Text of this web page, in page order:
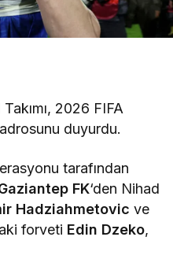
2026 FIFA
duyurdu.
tarafından
FK‘den Nihad
Hadziahmetovic ve
forveti Edin Dzeko,